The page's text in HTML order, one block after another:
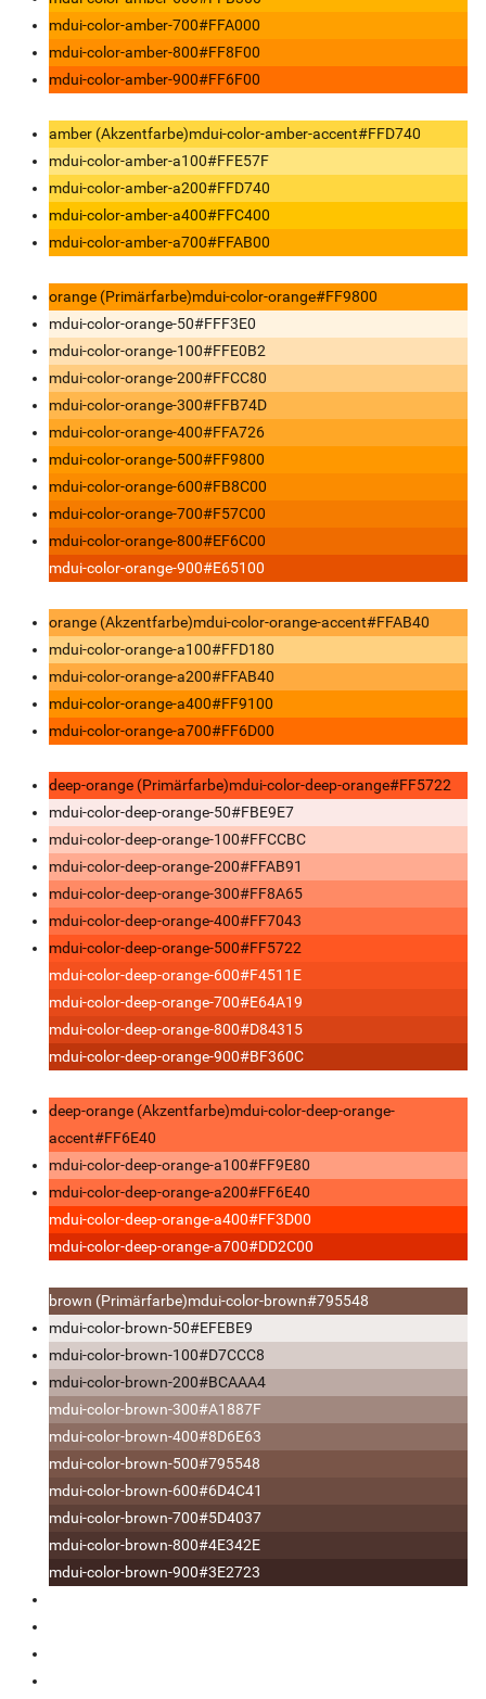
mdui-color-amber-700#FFA000
mdui-color-amber-800#FF8F00
mdui-color-amber-900#FF6F00
amber (Akzentfarbe)mdui-color-amber-accent#FFD740
mdui-color-amber-a100#FFE57F
mdui-color-amber-a200#FFD740
mdui-color-amber-a400#FFC400
mdui-color-amber-a700#FFAB00
orange (Primärfarbe)mdui-color-orange#FF9800
mdui-color-orange-50#FFF3E0
mdui-color-orange-100#FFE0B2
mdui-color-orange-200#FFCC80
mdui-color-orange-300#FFB74D
mdui-color-orange-400#FFA726
mdui-color-orange-500#FF9800
mdui-color-orange-600#FB8C00
mdui-color-orange-700#F57C00
mdui-color-orange-800#EF6C00
mdui-color-orange-900#E65100
orange (Akzentfarbe)mdui-color-orange-accent#FFAB40
mdui-color-orange-a100#FFD180
mdui-color-orange-a200#FFAB40
mdui-color-orange-a400#FF9100
mdui-color-orange-a700#FF6D00
deep-orange (Primärfarbe)mdui-color-deep-orange#FF5722
mdui-color-deep-orange-50#FBE9E7
mdui-color-deep-orange-100#FFCCBC
mdui-color-deep-orange-200#FFAB91
mdui-color-deep-orange-300#FF8A65
mdui-color-deep-orange-400#FF7043
mdui-color-deep-orange-500#FF5722
mdui-color-deep-orange-600#F4511E
mdui-color-deep-orange-700#E64A19
mdui-color-deep-orange-800#D84315
mdui-color-deep-orange-900#BF360C
deep-orange (Akzentfarbe)mdui-color-deep-orange-
accent#FF6E40
mdui-color-deep-orange-a100#FF9E80
mdui-color-deep-orange-a200#FF6E40
mdui-color-deep-orange-a400#FF3D00
mdui-color-deep-orange-a700#DD2C00
brown (Primärfarbe)mdui-color-brown#795548
mdui-color-brown-50#EFEBE9
mdui-color-brown-100#D7CCC8
mdui-color-brown-200#BCAAA4
mdui-color-brown-300#A1887F
mdui-color-brown-400#8D6E63
mdui-color-brown-500#795548
mdui-color-brown-600#6D4C41
mdui-color-brown-700#5D4037
mdui-color-brown-800#4E342E
mdui-color-brown-900#3E2723